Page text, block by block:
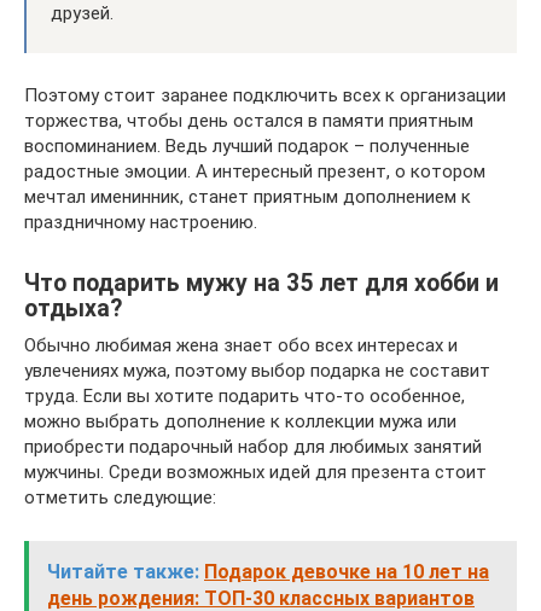
друзей.
Поэтому стоит заранее подключить всех к организации
торжества, чтобы день остался в памяти приятным
воспоминанием. Ведь лучший подарок – полученные
радостные эмоции. А интересный презент, о котором
мечтал именинник, станет приятным дополнением к
праздничному настроению.
Что подарить мужу на 35 лет для хобби и
отдыха?
Обычно любимая жена знает обо всех интересах и
увлечениях мужа, поэтому выбор подарка не составит
труда. Если вы хотите подарить что-то особенное,
можно выбрать дополнение к коллекции мужа или
приобрести подарочный набор для любимых занятий
мужчины. Среди возможных идей для презента стоит
отметить следующие:
Читайте также: Подарок девочке на 10 лет на
день рождения: ТОП-30 классных вариантов